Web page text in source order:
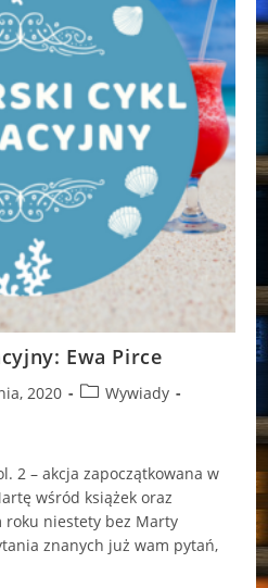
Ewa Pirce
2020
PostWywiady
2 – akcja zapoczątkowana w
wśród książek oraz
roku niestety bez Marty
znanych już wam pytań,